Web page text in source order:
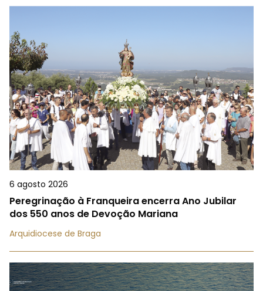
6 agosto 2026
Peregrinação à Franqueira encerra Ano Jubilar
dos 550 anos de Devoção Mariana
Arquidiocese de Braga